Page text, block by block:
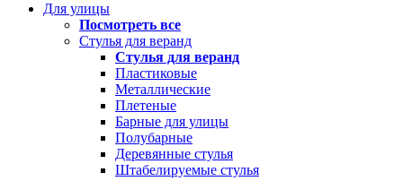
Для улицы
Посмотреть все
Стулья для веранд
Стулья для веранд
Пластиковые
Металлические
Плетеные
Барные для улицы
Полубарные
Деревянные стулья
Штабелируемые стулья